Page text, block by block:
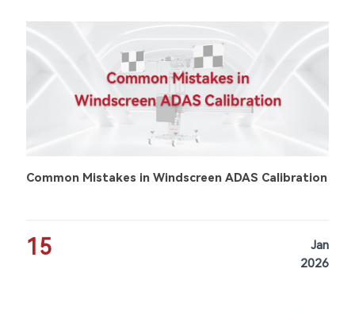
Common Mistakes in Windscreen ADAS Calibration
15
Jan
2026